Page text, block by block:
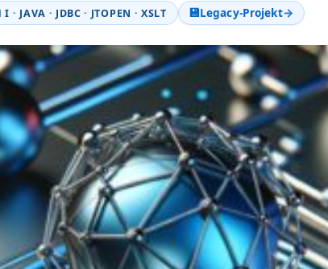
· JAVA · JDBC · JTOPEN · XSLT 💾Legacy-Projekt→